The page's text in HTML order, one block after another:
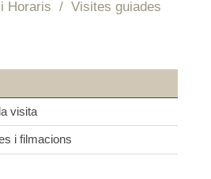
Horaris / Visites guiades
visita
i filmacions